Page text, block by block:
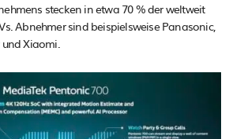
stecken in etwa 70 % der weltweit
Abnehmer sind beispielsweise Panasonic,
und Xiaomi.